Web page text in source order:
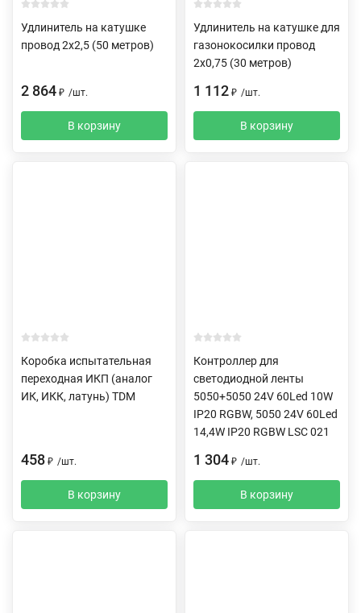
Удлинитель на катушке
провод 2х2,5 (50 метров)
2 864 ₽ /шт.
В корзину
Удлинитель на катушке для
газонокосилки провод
2х0,75 (30 метров)
1 112 ₽ /шт.
В корзину
Коробка испытательная
переходная ИКП (аналог
ИК, ИКК, латунь) TDM
458 ₽ /шт.
В корзину
Контроллер для
светодиодной ленты
5050+5050 24V 60Led 10W
IP20 RGBW, 5050 24V 60Led
14,4W IP20 RGBW LSC 021
1 304 ₽ /шт.
В корзину